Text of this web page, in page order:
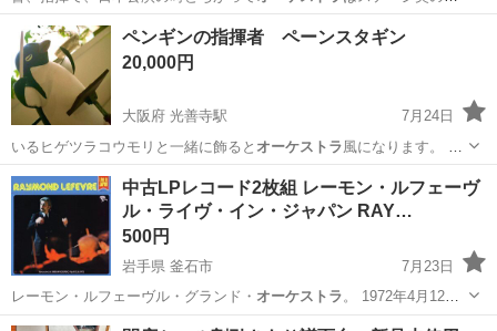
壇に並び、その前面…
神奈川 横浜市 港南台駅 その他
ペンギンの指揮者 ペーンスタギン
20,000円
大阪府 光善寺駅
7月24日
いるヒゲツラコウモリと一緒に飾ると オーケストラ風になります。 そ
の他フリマサイ…
大阪 枚方市 光善寺駅 フィギュア
中古LPレコード2枚組 レーモン・ルフェーヴ
ル・ライヴ・イン・ジャパン RAY…
500円
岩手県 釜石市
7月23日
レーモン・ルフェーヴル・グランド・ オーケストラ。 1972年4月12、
16日…
岩手 釜石市 その他 LPレコード